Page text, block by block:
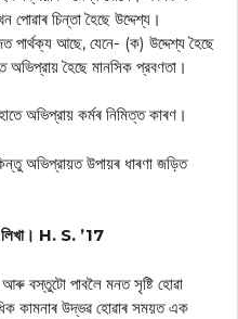
চিন্তা হৈছে উদ্দেশ্য।
পার্থক্য আছে, যেনে- (ক) উদ্দেশ্য হৈছে
হৈছে মানসিক প্রবণতা।
অভিপ্রায় কৰ্মৰ নিমিত্ত কাৰণ।
অভিপ্রায়ত উপায়ৰ ধাৰণা জড়িত
লিখা। H. S. ’17
বস্তুটো পাবলৈ মনত সৃষ্টি হোৱা
কামনাৰ উদ্ভৱ হোৱাৰ সময়ত এক